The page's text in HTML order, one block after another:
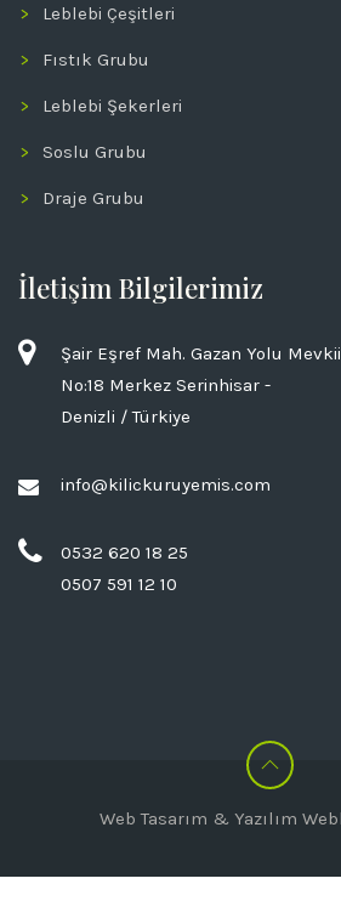
Leblebi Çeşitleri
Fıstık Grubu
Leblebi Şekerleri
Soslu Grubu
Draje Grubu
İletişim Bilgilerimiz
Şair Eşref Mah. Gazan Yolu
No:18 Merkez Serinhisar -
Denizli / Türkiye
info@kilickuruyemis.com
0532 620 18 25
0507 591 12 10
Web Tasarım & Yazılım